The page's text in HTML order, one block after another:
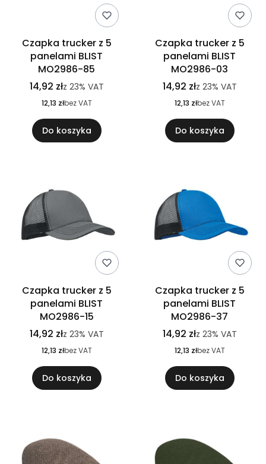
Czapka trucker z 5
panelami BLIST
MO2986-85
14,92 złz 23% VAT
12,13 złbez VAT
Do koszyka
Czapka trucker z 5
panelami BLIST
MO2986-03
14,92 złz 23% VAT
12,13 złbez VAT
Do koszyka
Czapka trucker z 5
panelami BLIST
MO2986-15
14,92 złz 23% VAT
12,13 złbez VAT
Do koszyka
Czapka trucker z 5
panelami BLIST
MO2986-37
14,92 złz 23% VAT
12,13 złbez VAT
Do koszyka